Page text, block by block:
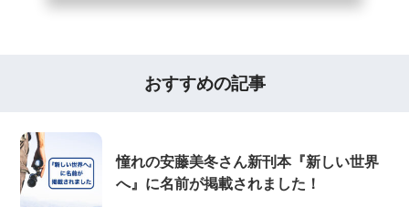
おすすめの記事
憧れの安藤美冬さん新刊本『新しい世界
へ』に名前が掲載されました！